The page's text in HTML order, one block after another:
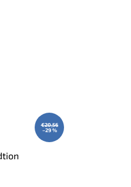
€20,56
–29 %